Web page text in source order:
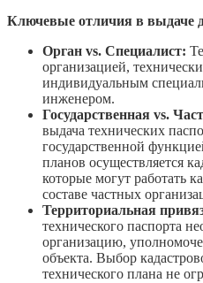
Ключевые отличия в выдаче
Орган vs. Специалист:
организацией,
индивидуальным
инженером.
Государственная vs.
выдача технических
государственной
планов осуществляется
которые могут работать
составе частных
Территориальная
технического паспорта
организацию,
объекта. Выбор
технического плана не